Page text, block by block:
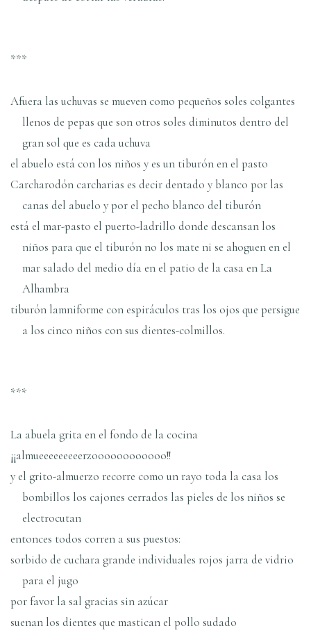
***
Afuera las uchuvas se mueven como pequeños soles colgantes
llenos de pepas que son otros soles diminutos dentro del
gran sol que es cada uchuva
el abuelo está con los niños y es un tiburón en el pasto
Carcharodón carcharias es decir dentado y blanco por las
canas del abuelo y por el pecho blanco del tiburón
está el mar-pasto el puerto-ladrillo donde descansan los
niños para que el tiburón no los mate ni se ahoguen en el
mar salado del medio día en el patio de la casa en La
Alhambra
tiburón lamniforme con espiráculos tras los ojos que persigue
a los cinco niños con sus dientes-colmillos.
***
La abuela grita en el fondo de la cocina
¡¡almueeeeeeeeerzoooooooooooo!!
y el grito-almuerzo recorre como un rayo toda la casa los
bombillos los cajones cerrados las pieles de los niños se
electrocutan
entonces todos corren a sus puestos:
sorbido de cuchara grande individuales rojos jarra de vidrio
para el jugo
por favor la sal gracias sin azúcar
suenan los dientes que mastican el pollo sudado